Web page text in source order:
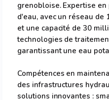
grenobloise. Expertise
d'eau, avec un réseau de
et une capacité de 30
technologies de
garantissant une eau
Compétences en
des infrastructures
solutions innovantes :